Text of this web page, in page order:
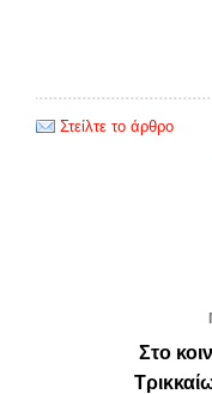
Στείλτε το άρθρο
Στο